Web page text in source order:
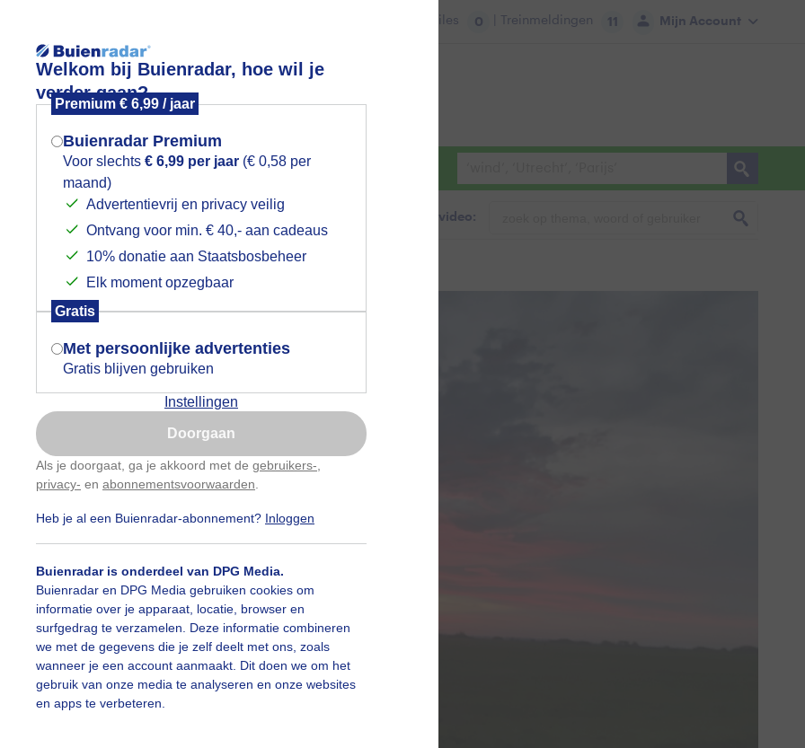
Welkom bij Buienradar, hoe wil je
verder gaan?
Premium € 6,99 / jaar
Buienradar Premium
Voor slechts € 6,99 per jaar (€ 0,58 per
maand)
Advertentievrij en privacy veilig
Ontvang voor min. € 40,- aan cadeaus
10% donatie aan Staatsbosbeheer
Elk moment opzegbaar
Gratis
Met persoonlijke advertenties
Gratis blijven gebruiken
Instellingen
Doorgaan
Als je doorgaat, ga je akkoord met de gebruikers-
privacy- en abonnementsvoorwaarden
Heb je al een Buienradar-abonnement? Inloggen
Buienradar is onderdeel van DPG Media.
Buienradar en DPG Media gebruiken cookies om
informatie over je apparaat, locatie, browser en
surfgedrag te verzamelen. Deze informatie combineren
we met de gegevens die je zelf deelt met ons, zoals
wanneer je een account aanmaakt. Dit doen we om het
gebruik van onze media te analyseren en onze websites
en apps te verbeteren.
Mijn Account
Files 0 | Treinmeldingen 11
Foto en video Weerzine
Zoeken in foto & video:
Mogen we je locatie gebruiken voor
het weer?
Indien je hier nog geen akkoord op hebt
gegeven, verschijnt er zo een pop-up uit
je browser waarin deze toestemming
gevraagd wordt.
Is goed, toon de popup
Nu niet, misschien later
Gebruik je Safari en wil je niet elke dag deze pop-up
Klikhierom dit aan te passen